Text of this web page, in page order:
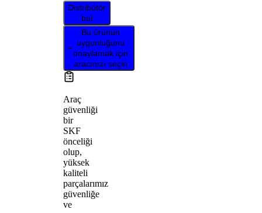
Distribütör
bul
Bu ürünün
uygunluğunu
onaylamak için
aracınızı seçin
Araç
güvenliği
bir
SKF
önceliği
olup,
yüksek
kaliteli
parçalarımız
güvenliğe
ve